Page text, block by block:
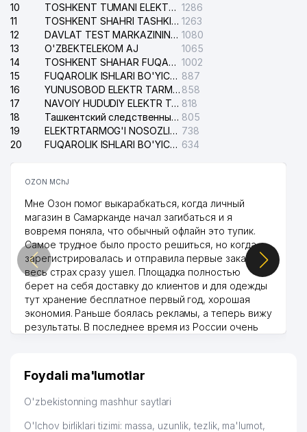
10
TOSHKENT TUMANI ELEKTR TARMOG'I AVARIYA XIZMATI 1286
11
TOSHKENT SHAHRI TASHKILOT TELEFONLARI HAQIDA MA'LUMOT BYUROSI 1263
12
DAVLAT TEST MARKAZINING ISHONCH TELEFONLARI 1080
13
O'ZBEKTELEKOM AJ
1065
14
TOSHKENT SHAHAR FUQAROLIK ISHLARI BO'YICHA SUDI 1002
15
FUQAROLIK ISHLARI BO'YICHA YAKKASAROY TUMANLARARO SUDI 887
16
YUNUSOBOD ELEKTR TARMOG'I NOSOZLIKLARI XIZMATI 858
17
NAVOIY HUDUDIY ELEKTR TARMOQLARI KORXONASI AJ 818
18
Ташкентский следственный изолятор 805
19
ELEKTRTARMOG'I NOSOZLIKLARINI TO'ZATISH SERGELI XIZMATI 738
20
FUQAROLIK ISHLARI BO'YICHA UCH-TEPA TUMANI SUDI 634
OZON MChJ
Мне Озон помог выкарабкаться, когда личный
магазин в Самарканде начал загибаться и я
вовремя поняла, что обычный офлайн это тупик.
Самое трудное было просто решиться, но когда
зарегистрировалась и отправила первые заказы,
весь страх сразу ушел. Площадка полностью
берет на себя доставку до клиентов и для одежды
тут хранение бесплатное первый год, хорошая
экономия. Раньше боялась рекламы, а теперь вижу
результаты. В последнее время из России очень
дальше развиваюсь потихоньку😊
Hamida 03.08.2026 12:45:39
Foydali ma'lumotlar
O'zbekistonning mashhur saytlari
O'lchov birliklari tizimi: massa, uzunlik, tezlik, ma'lumot,